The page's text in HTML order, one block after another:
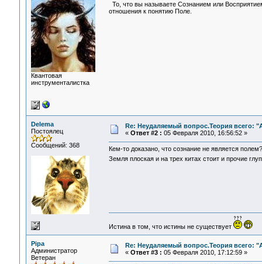
Квантовая
инструменталистка
То, что вы называете Сознанием или
отношения к понятию Поле.
Delema
Постоялец
Сообщений: 368
Re: Неудаляемый вопрос.Теория всего:
« Ответ #2 : 05 Февраля 2010, 16:56:52 »
Кем-то доказано, что сознание не является
Земля плоская и на трех китах стоит и прочие
Истина в том, что истины не существует
Pipa
Администратор
Ветеран
Re: Неудаляемый вопрос.Теория всего:
« Ответ #3 : 05 Февраля 2010, 17:12:59 »